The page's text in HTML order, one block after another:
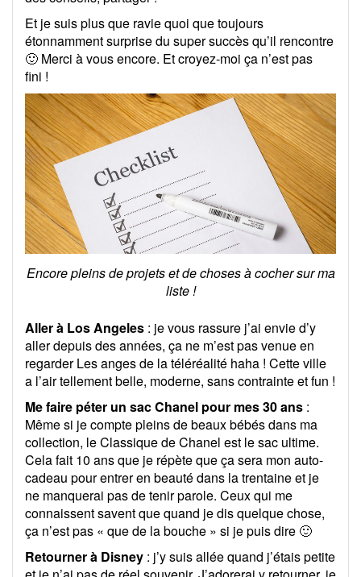
Et je suis plus que ravie quoi que toujours
étonnamment surprise du super succès qu’il rencontre
🙂 Merci à vous encore. Et croyez-moi ça n’est pas
fini !
Encore pleins de projets et de choses à cocher sur ma
liste !
Aller à Los Angeles : je vous rassure j’ai envie d’y
aller depuis des années, ça ne m’est pas venue en
regarder Les anges de la téléréalité haha ! Cette ville
a l’air tellement belle, moderne, sans contrainte et fun !
Me faire péter un sac Chanel pour mes 30 ans :
Même si je compte pleins de beaux bébés dans ma
collection, le Classique de Chanel est le sac ultime.
Cela fait 10 ans que je répète que ça sera mon auto-
cadeau pour entrer en beauté dans la trentaine et je
ne manquerai pas de tenir parole. Ceux qui me
connaissent savent que quand je dis quelque chose,
ça n’est pas « que de la bouche » si je puis dire 🙂
Retourner à Disney : j’y suis allée quand j’étais petite